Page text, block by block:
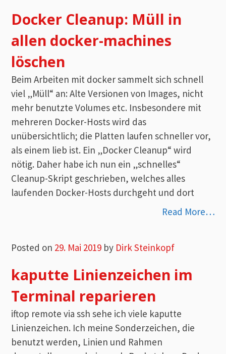
Docker Cleanup: Müll in
allen docker-machines
löschen
Beim Arbeiten mit docker sammelt sich schnell
viel „Müll“ an: Alte Versionen von Images, nicht
mehr benutzte Volumes etc. Insbesondere mit
mehreren Docker-Hosts wird das
unübersichtlich; die Platten laufen schneller vor,
als einem lieb ist. Ein „Docker Cleanup“ wird
nötig. Daher habe ich nun ein „schnelles“
Cleanup-Skript geschrieben, welches alles
laufenden Docker-Hosts durchgeht und dort
Read More…
Posted on 29. Mai 2019 by Dirk Steinkopf
kaputte Linienzeichen im
Terminal reparieren
iftop remote via ssh sehe ich viele kaputte
Linienzeichen. Ich meine Sonderzeichen, die
benutzt werden, Linien und Rahmen